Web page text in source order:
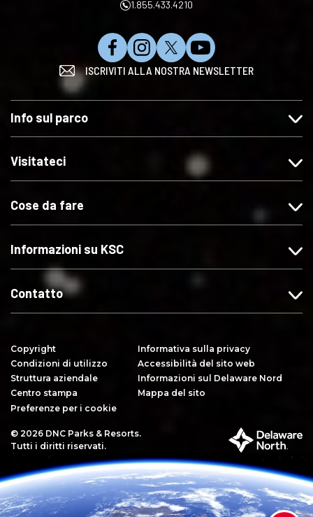
1.855.433.4210
C
l
c
a
i
i
a
c
b
o
o
k
S
e
u
t
u
s
a
m
S
e
u
c
I
s
r
v
i
t
u
u
ISCRIVITI ALLA NOSTRA NEWSLETTER
Info sul parco
Visitateci
Cose da fare
Informazioni su KSC
Contatto
Copyright
Informativa sulla privacy
Condizioni di utilizzo
Accessibilità del sito web
Struttura aziendale
Informazioni sul Delaware Nord
Centro stampa
Mappa del sito
Preferenze per i cookie
P
r
t
e
© 2026 DNC Parks & Resorts.
Tutti i diritti riservati.